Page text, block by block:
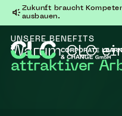
Zukunft braucht
ausbauen.
UNSERE BENEFITS
Warum CLC
attraktiver